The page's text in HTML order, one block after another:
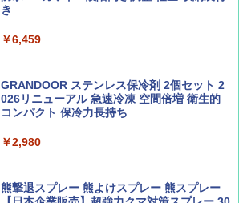
￥713
SOTO ミニマル"旅"財布 ランダム2種】
￥1,500
力的な町 2026～2027 地球の歩き方D アジア
￥2,079
球の歩き方A ヨーロッパ
ッシュ 簡単設置 ワンタッチテント キャンプ
PYKES PEAK (パイクスピーク) 着替えテン
ト プライバシー テント 【中が透けない】 1
ーチ ピクニック ポップアップテント 携帯 簡
￥4,980
き
￥6,459
GRANDOOR ステンレス保冷剤 2個セット 2
026リニューアル 急速冷凍 空間倍増 衛生的
コンパクト 保冷力長持ち
￥2,980
熊撃退スプレー 熊よけスプレー 熊スプレー